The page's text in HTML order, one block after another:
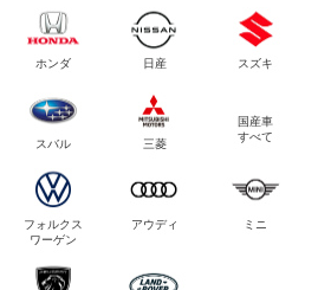
ホンダ 日産 スズキ
スバル 三菱
国産車
すべて
フォルクス
ワーゲン
アウディ ミニ